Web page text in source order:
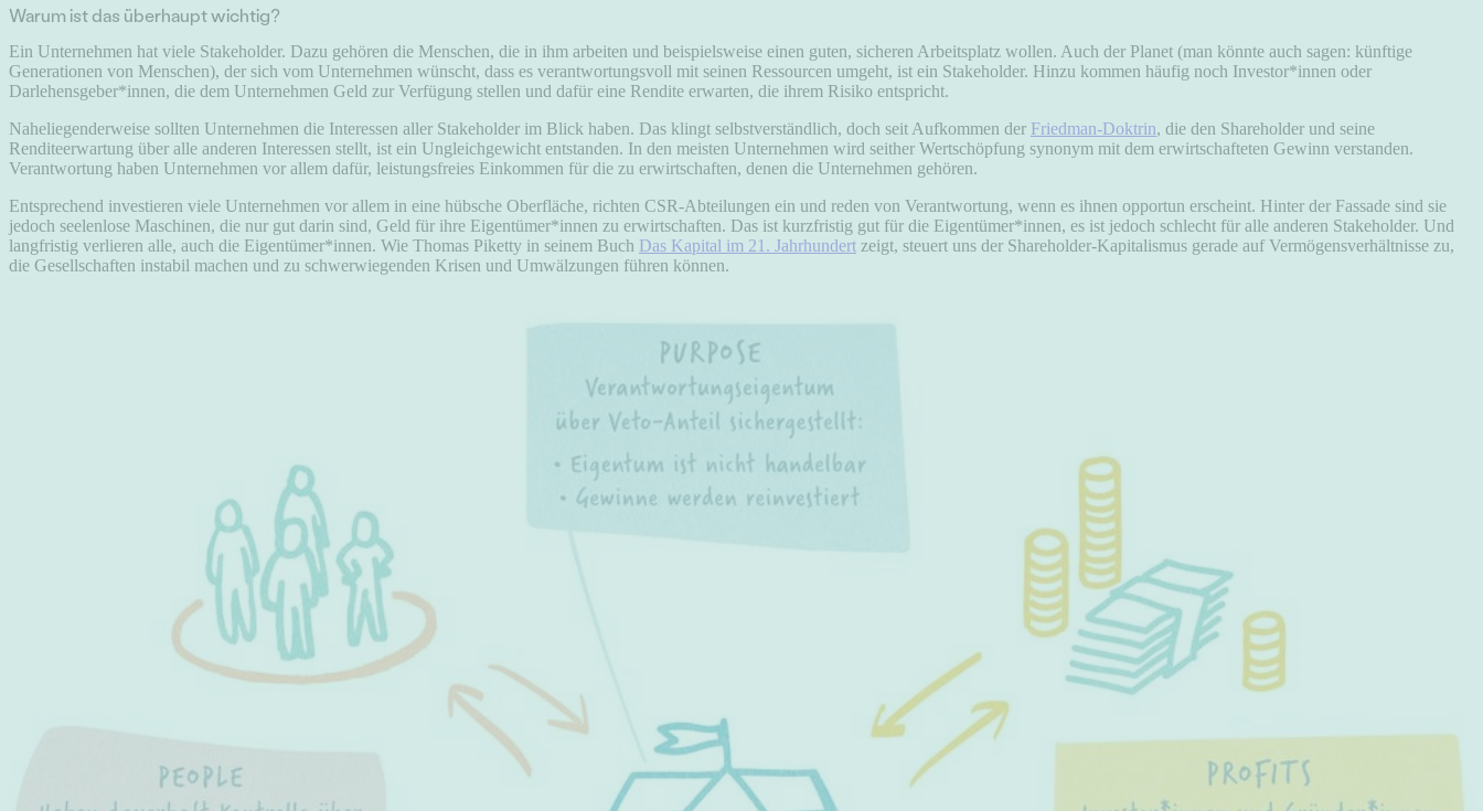
Warum ist das überhaupt wichtig?
Ein Unternehmen hat viele Stakeholder. Dazu gehören die Menschen, die in ihm arbeiten und beispielsweise einen guten, sicheren Arbeitsplatz wollen. Auch der Planet (man könnte auch sagen: künftige
Generationen von Menschen), der sich vom Unternehmen wünscht, dass es verantwortungsvoll mit seinen Ressourcen umgeht, ist ein Stakeholder. Hinzu kommen häufig noch Investor*innen oder
Darlehensgeber*innen, die dem Unternehmen Geld zur Verfügung stellen und dafür eine Rendite erwarten, die ihrem Risiko entspricht.
Naheliegenderweise sollten Unternehmen die Interessen aller Stakeholder im Blick haben. Das klingt selbstverständlich, doch seit Aufkommen der Friedman-Doktrin, die den Shareholder und seine
Renditeerwartung über alle anderen Interessen stellt, ist ein Ungleichgewicht entstanden. In den meisten Unternehmen wird seither Wertschöpfung synonym mit dem erwirtschafteten Gewinn verstanden.
Verantwortung haben Unternehmen vor allem dafür, leistungsfreies Einkommen für die zu erwirtschaften, denen die Unternehmen gehören.
Entsprechend investieren viele Unternehmen vor allem in eine hübsche Oberfläche, richten CSR-Abteilungen ein und reden von Verantwortung, wenn es ihnen opportun erscheint. Hinter der Fassade sind sie
jedoch seelenlose Maschinen, die nur gut darin sind, Geld für ihre Eigentümer*innen zu erwirtschaften. Das ist kurzfristig gut für die Eigentümer*innen, es ist jedoch schlecht für alle anderen Stakeholder. Und
langfristig verlieren alle, auch die Eigentümer*innen. Wie Thomas Piketty in seinem Buch Das Kapital im 21. Jahrhundert zeigt, steuert uns der Shareholder-Kapitalismus gerade auf Vermögensverhältnisse zu,
die Gesellschaften instabil machen und zu schwerwiegenden Krisen und Umwälzungen führen können.